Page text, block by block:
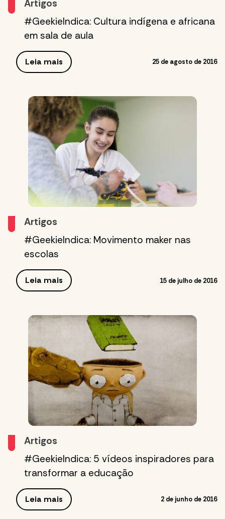
Artigos
#GeekieIndica: Cultura indígena e africana
em sala de aula
Leia mais 25 de agosto de 2016
Artigos
#GeekieIndica: Movimento maker nas
escolas
Leia mais 15 de julho de 2016
Artigos
#GeekieIndica: 5 vídeos inspiradores para
transformar a educação
Leia mais 2 de junho de 2016